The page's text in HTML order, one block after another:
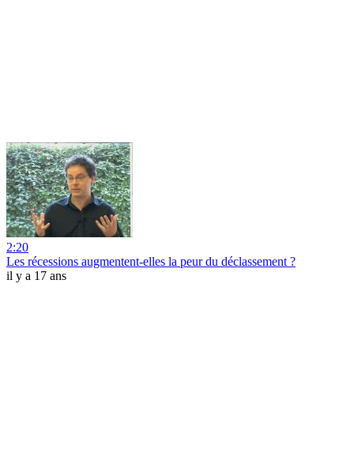
2:20
Les récessions augmentent-elles la peur du déclassement ?
il y a 17 ans